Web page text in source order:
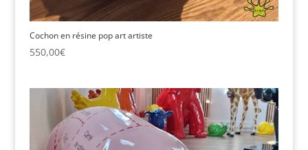
Cochon en résine pop art artiste
550,00€